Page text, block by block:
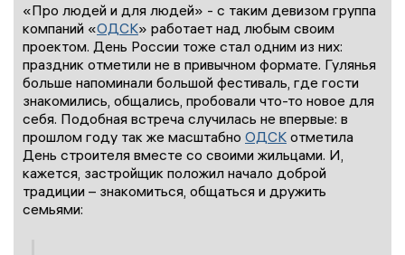
«Про людей и для людей» - с таким девизом группа
компаний «ОДСК» работает над любым своим
проектом. День России тоже стал одним из них:
праздник отметили не в привычном формате. Гулянья
больше напоминали большой фестиваль, где гости
знакомились, общались, пробовали что-то новое для
себя. Подобная встреча случилась не впервые: в
прошлом году так же масштабно ОДСК отметила
День строителя вместе со своими жильцами. И,
кажется, застройщик положил начало доброй
традиции – знакомиться, общаться и дружить
семьями: